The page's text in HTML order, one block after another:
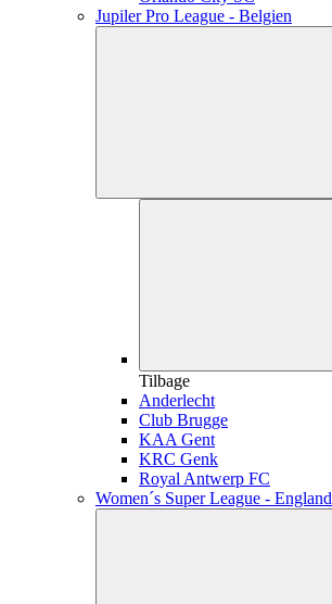
Jupiler Pro League - Belgien
Tilbage
Anderlecht
Club Brugge
KAA Gent
KRC Genk
Royal Antwerp FC
Women´s Super League - England